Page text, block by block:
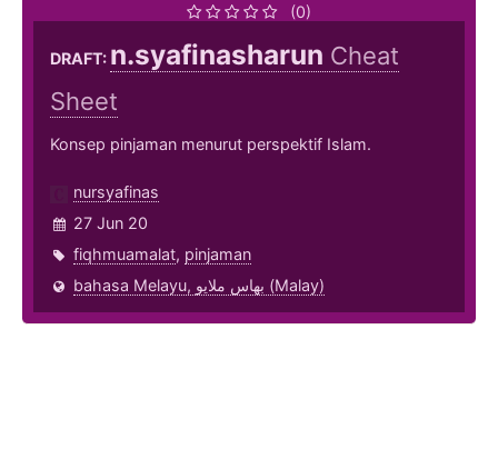
(0)
DRAFT: n.syafinasharun Cheat
Sheet
Konsep pinjaman menurut perspektif Islam.
nursyafinas
27 Jun 20
fiqhmuamalat, pinjaman
bahasa Melayu, بهاس ملايو‎ (Malay)